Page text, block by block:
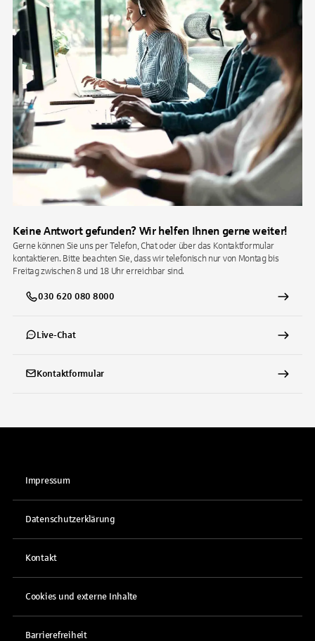
Keine Antwort gefunden? Wir helfen Ihnen gerne weiter!
Gerne können Sie uns per Telefon, Chat oder über das Kontaktformular
kontaktieren. Bitte beachten Sie, dass wir telefonisch nur von Montag bis
Freitag zwischen 8 und 18 Uhr erreichbar sind.
030 620 080 8000
Live-Chat
Kontaktformular
Impressum
Datenschutzerklärung
Kontakt
Cookies und externe Inhalte
Barrierefreiheit